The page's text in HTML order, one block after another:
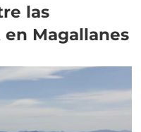
las
Magallanes